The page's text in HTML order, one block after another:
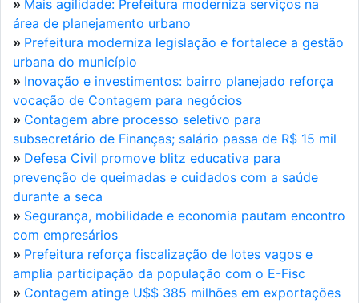
» Mais agilidade: Prefeitura moderniza serviços na
área de planejamento urbano
» Prefeitura moderniza legislação e fortalece a gestão
urbana do município
» Inovação e investimentos: bairro planejado reforça
vocação de Contagem para negócios
» Contagem abre processo seletivo para
subsecretário de Finanças; salário passa de R$ 15 mil
» Defesa Civil promove blitz educativa para
prevenção de queimadas e cuidados com a saúde
durante a seca
» Segurança, mobilidade e economia pautam encontro
com empresários
» Prefeitura reforça fiscalização de lotes vagos e
amplia participação da população com o E-Fisc
» Contagem atinge U$$ 385 milhões em exportações